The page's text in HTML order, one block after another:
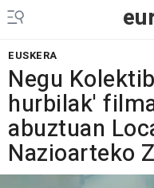
EUSKERA
Negu
hurbilak'
abuztuan
Nazioarteko